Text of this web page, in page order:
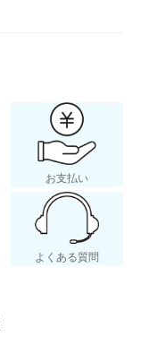
お支払い
よくある質問